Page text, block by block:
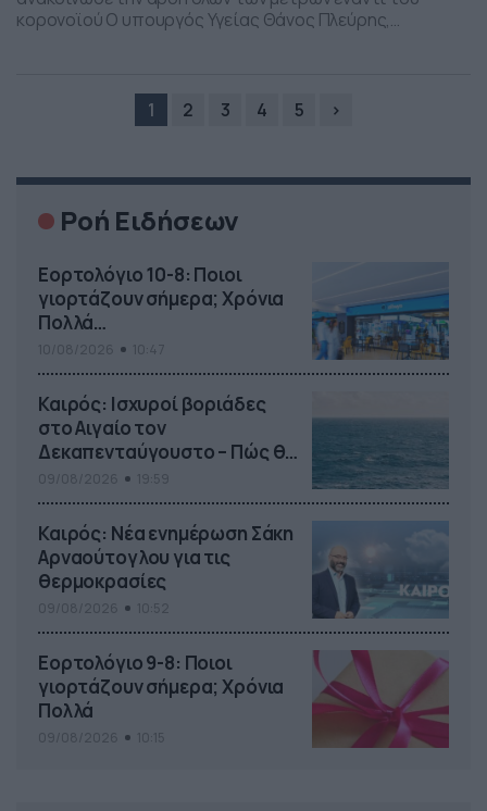
κορονοϊού Ο υπουργός Υγείας Θάνος Πλεύρης,
Εμπειρογνωμόνων, το Υπουργείο Υγείας εισηγήθηκε την
άρση των μέτρων που ισχύουν έναντι της Covid-19, με
1 2 3 4 5 ›
Ροή Ειδήσεων
Εορτολόγιο 10-8: Ποιοι
γιορτάζουν σήμερα; Χρόνια
Πολλά…
Καιρός: Ισχυροί βοριάδες
στο Αιγαίο τον
Δεκαπενταύγουστο – Πώς θα
κυλήσει η εβδομάδα
Καιρός: Νέα ενημέρωση Σάκη
Αρναούτογλου για τις
θερμοκρασίες
Εορτολόγιο 9-8: Ποιοι
γιορτάζουν σήμερα; Χρόνια
Πολλά